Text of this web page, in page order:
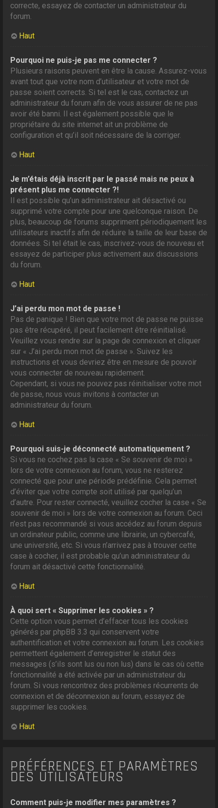
correcte, essayez de contacter un administrateur du
forum.
Haut
Pourquoi ne puis-je pas me connecter ?
Plusieurs raisons peuvent en être la cause. Assurez-vous
avant tout que votre nom d’utilisateur et votre mot de
passe soient corrects. Si tel est le cas, contactez un
administrateur du forum afin de vous assurer de ne pas
avoir été banni. Il est également possible que le
propriétaire du site internet ait un problème de
configuration et qu’il soit nécessaire de la corriger.
Haut
Je m’étais déjà inscrit par le passé mais ne peux à
présent plus me connecter ?!
Il est possible qu’un administrateur ait désactivé ou
supprimé votre compte pour une quelconque raison. De
plus, beaucoup de forums suppriment périodiquement les
utilisateurs inactifs afin de réduire la taille de leur base de
données. Si tel était le cas, inscrivez-vous de nouveau et
essayez de participer plus activement aux discussions
du forum.
Haut
J’ai perdu mon mot de passe !
Pas de panique ! Bien que votre mot de passe ne puisse
pas être récupéré, il peut facilement être réinitialisé.
Veuillez vous rendre sur la page de connexion et cliquer
sur « J’ai perdu mon mot de passe ». Suivez les
instructions et vous devriez être en mesure de pouvoir
vous connecter de nouveau rapidement.
Cependant, si vous ne pouvez pas réinitialiser votre mot
de passe, nous vous invitons à contacter un
administrateur du forum.
Haut
Pourquoi suis-je déconnecté automatiquement ?
Si vous ne cochez pas la case « Se souvenir de moi »
lors de votre connexion au forum, vous ne resterez
connecté que pour une période prédéfinie. Cela permet
d’éviter que votre compte soit utilisé par quelqu’un
d’autre. Pour rester connecté, veuillez cocher la case « Se
souvenir de moi » lors de votre connexion au forum. Ceci
n’est pas recommandé si vous accédez au forum depuis
un ordinateur public, comme une librairie, un cybercafé,
une université, etc. Si vous n’arrivez pas à trouver cette
case à cocher, il est probable qu’un administrateur du
forum ait désactivé cette fonctionnalité.
Haut
À quoi sert « Supprimer les cookies » ?
Cette option vous permet d’effacer tous les cookies
générés par phpBB 3.3 qui conservent votre
authentification et votre connexion au forum. Les cookies
permettent également d’enregistrer le statut des
messages (s’ils sont lus ou non lus) dans le cas où cette
fonctionnalité a été activée par un administrateur du
forum. Si vous rencontrez des problèmes récurrents de
connexion et de déconnexion au forum, essayez de
supprimer les cookies.
Haut
PRÉFÉRENCES ET PARAMÈTRES
DES UTILISATEURS
Comment puis-je modifier mes paramètres ?